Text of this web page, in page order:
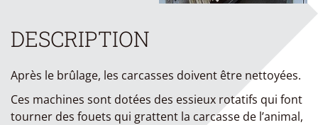
DESCRIPTION
Après le brûlage, les carcasses doivent être nettoyées.
Ces machines sont dotées des essieux rotatifs qui font
tourner des fouets qui grattent la carcasse de l’animal,